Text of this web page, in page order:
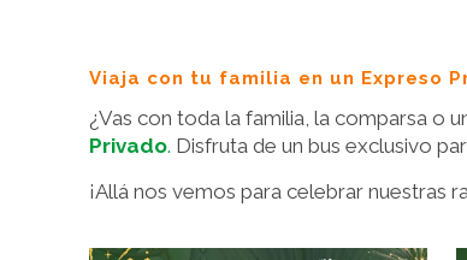
Viaja con tu familia en un Expreso
¿Vas con toda la familia, la comparsa o
Privado. Disfruta de un bus exclusivo
¡Allá nos vemos para celebrar nuestras